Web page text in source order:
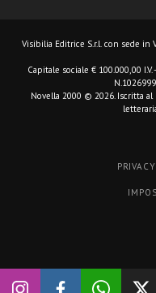
Visibilia Editrice S.r.l. con sede in
Capitale sociale € 100.000,00 I.V.
Novella 2000 © 2026. Iscritta